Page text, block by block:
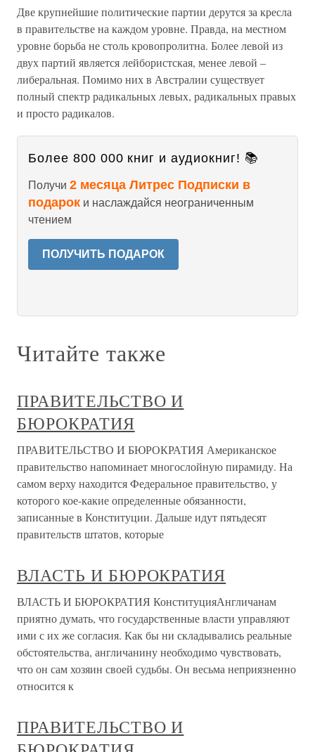
Две крупнейшие политические партии дерутся за кресла
в правительстве на каждом уровне. Правда, на местном
уровне борьба не столь кровопролитна. Более левой из
двух партий является лейбористская, менее левой –
либеральная. Помимо них в Австралии существует
полный спектр радикальных левых, радикальных правых
и просто радикалов.
Более 800 000 книг и аудиокниг! 📚
Получи 2 месяца Литрес Подписки в
подарок и наслаждайся неограниченным
чтением
ПОЛУЧИТЬ ПОДАРОК
Читайте также
ПРАВИТЕЛЬСТВО И
БЮРОКРАТИЯ
ПРАВИТЕЛЬСТВО И БЮРОКРАТИЯ Американское
правительство напоминает многослойную пирамиду. На
самом верху находится Федеральное правительство, у
которого кое-какие определенные обязанности,
записанные в Конституции. Дальше идут пятьдесят
правительств штатов, которые
ВЛАСТЬ И БЮРОКРАТИЯ
ВЛАСТЬ И БЮРОКРАТИЯ КонституцияАнгличанам
приятно думать, что государственные власти управляют
ими с их же согласия. Как бы ни складывались реальные
обстоятельства, англичанину необходимо чувствовать,
что он сам хозяин своей судьбы. Он весьма неприязненно
относится к
ПРАВИТЕЛЬСТВО И